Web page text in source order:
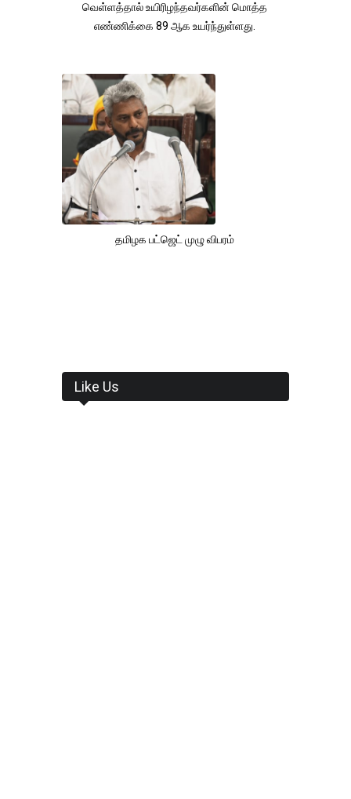
வெள்ளத்தால் உயிரிழந்தவர்களின் மொத்த
எண்ணிக்கை 89 ஆக உயர்ந்துள்ளது.
தமிழக பட்ஜெட் முழு விபரம்
Like Us